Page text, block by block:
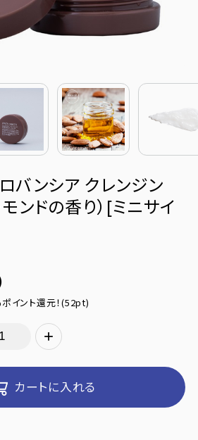
バンシア クレンジン
ンドの香り）[ミニサイ
イント還元！(52pt)
+
カートに入れる